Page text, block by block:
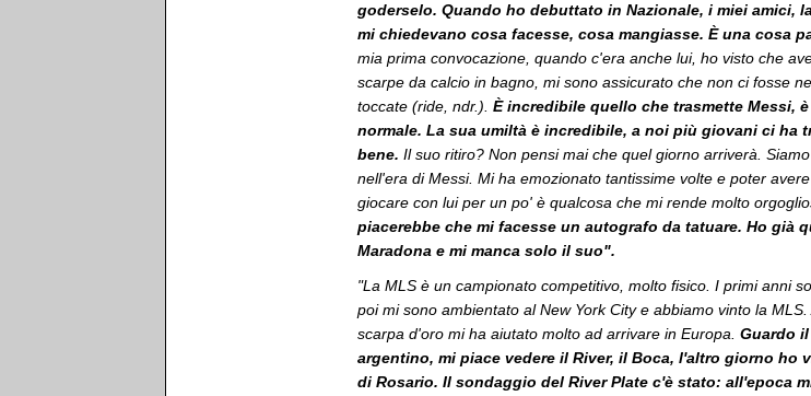
goderselo. Quando ho debuttato in Nazionale, i miei amici,
mi chiedevano cosa facesse, cosa mangiasse. È una cosa
mia prima convocazione, quando c'era anche lui, ho visto che
scarpe da calcio in bagno, mi sono assicurato che non ci fosse
toccate (ride, ndr.). È incredibile quello che trasmette Messi,
normale. La sua umiltà è incredibile, a noi più giovani ci ha
bene. Il suo ritiro? Non pensi mai che quel giorno arriverà.
nell'era di Messi. Mi ha emozionato tantissime volte e poter
giocare con lui per un po' è qualcosa che mi rende molto
piacerebbe che mi facesse un autografo da tatuare. Ho già
Maradona e mi manca solo il suo".
"La MLS è un campionato competitivo, molto fisico. I primi anni
poi mi sono ambientato al New York City e abbiamo vinto la MLS.
scarpa d'oro mi ha aiutato molto ad arrivare in Europa. Guardo
argentino, mi piace vedere il River, il Boca, l'altro giorno ho
di Rosario. Il sondaggio del River Plate c'è stato: all'epoca